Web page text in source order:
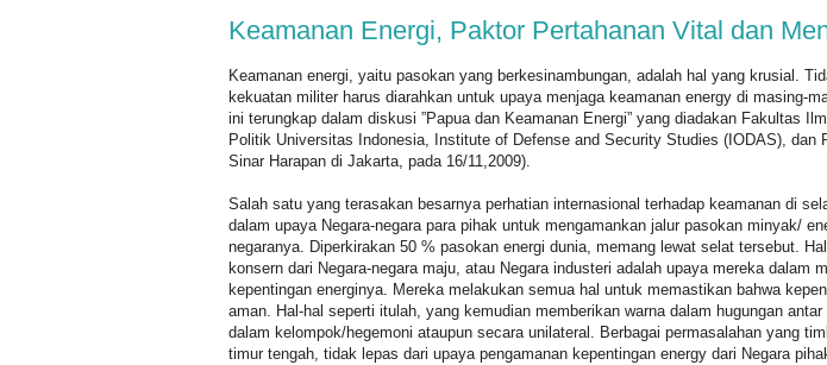
Keamanan Energi, Paktor Pertahanan Vital dan
Keamanan energi, yaitu pasokan yang berkesinambungan, adalah hal yang krusial.
kekuatan militer harus diarahkan untuk upaya menjaga keamanan energy di masing-
ini terungkap dalam diskusi ”Papua dan Keamanan Energi” yang diadakan Fakultas
Politik Universitas Indonesia, Institute of Defense and Security Studies (IODAS), dan
Sinar Harapan di Jakarta, pada 16/11,2009).
Salah satu yang terasakan besarnya perhatian internasional terhadap keamanan di
dalam upaya Negara-negara para pihak untuk mengamankan jalur pasokan minyak/
negaranya. Diperkirakan 50 % pasokan energi dunia, memang lewat selat tersebut.
konsern dari Negara-negara maju, atau Negara industeri adalah upaya mereka dalam
kepentingan energinya. Mereka melakukan semua hal untuk memastikan bahwa
aman. Hal-hal seperti itulah, yang kemudian memberikan warna dalam hugungan
dalam kelompok/hegemoni ataupun secara unilateral. Berbagai permasalahan yang
timur tengah, tidak lepas dari upaya pengamanan kepentingan energy dari Negara